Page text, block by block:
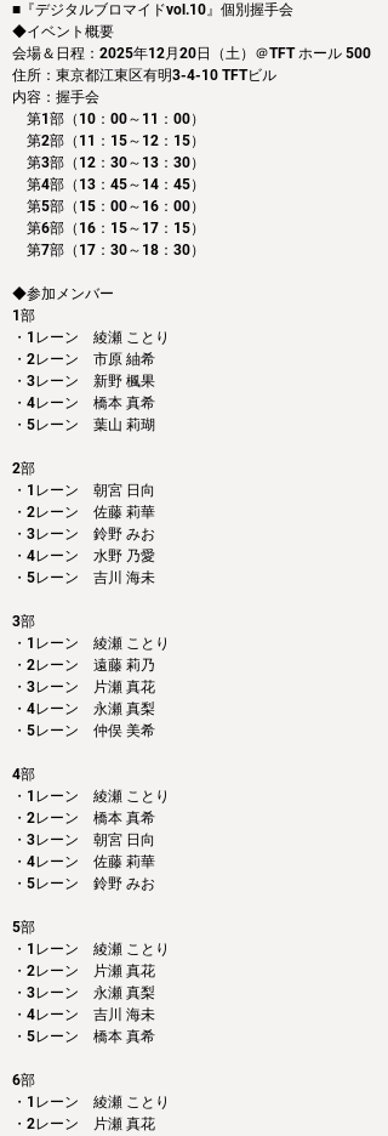
■『デジタルブロマイドvol.10』個別握手会
◆イベント概要
会場＆日程：2025年12月20日（土）＠TFT ホール 500
住所：東京都江東区有明3-4-10 TFTビル
内容：握手会
第1部（10：00～11：00）
第2部（11：15～12：15）
第3部（12：30～13：30）
第4部（13：45～14：45）
第5部（15：00～16：00）
第6部（16：15～17：15）
第7部（17：30～18：30）
◆参加メンバー
1部
・1レーン　綾瀬 ことり
・2レーン　市原 紬希
・3レーン　新野 楓果
・4レーン　橋本 真希
・5レーン　葉山 莉瑚
2部
・1レーン　朝宮 日向
・2レーン　佐藤 莉華
・3レーン　鈴野 みお
・4レーン　水野 乃愛
・5レーン　吉川 海未
3部
・1レーン　綾瀬 ことり
・2レーン　遠藤 莉乃
・3レーン　片瀬 真花
・4レーン　永瀬 真梨
・5レーン　仲俣 美希
4部
・1レーン　綾瀬 ことり
・2レーン　橋本 真希
・3レーン　朝宮 日向
・4レーン　佐藤 莉華
・5レーン　鈴野 みお
5部
・1レーン　綾瀬 ことり
・2レーン　片瀬 真花
・3レーン　永瀬 真梨
・4レーン　吉川 海未
・5レーン　橋本 真希
6部
・1レーン　綾瀬 ことり
・2レーン　片瀬 真花